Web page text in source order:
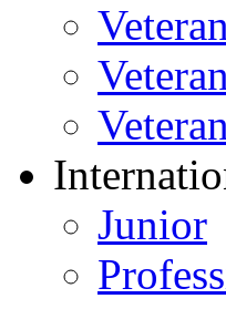
Junior